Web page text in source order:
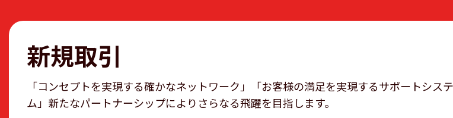
新規取引
「コンセプトを実現する確かなネットワーク」「お客様の満足を実現するサポートシステ
ム」新たなパートナーシップによりさらなる飛躍を目指します。